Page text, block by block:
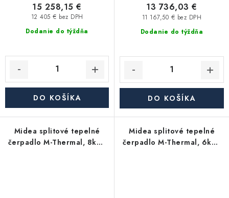
Dodanie do týždňa
12 405 € bez DPH
15 258,15 €
DO KOŠÍKA
Dodanie do týždňa
11 167,50 € bez DPH
13 736,03 €
DO KOŠÍKA
Midea splitové tepelné
čerpadlo M-Thermal, 8kW,
Midea splitové tepelné
čerpadlo M-Thermal, 6kW,